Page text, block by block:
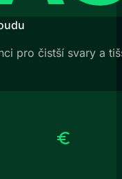
pro čistší svary a